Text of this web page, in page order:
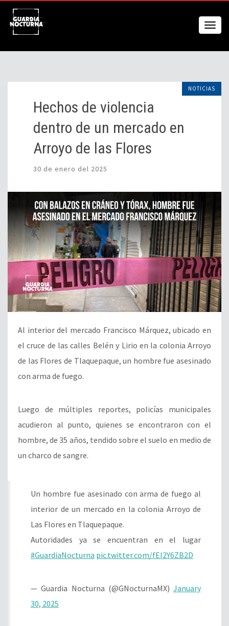
NOTICIAS
Hechos de violencia
dentro de un mercado en
Arroyo de las Flores
30 de enero del 2025
Al interior del mercado Francisco Márquez, ubicado en
el cruce de las calles Belén y Lirio en la colonia Arroyo
de las Flores de Tlaquepaque, un hombre fue asesinado
con arma de fuego.
Luego de múltiples reportes, policías municipales
acudieron al punto, quienes se encontraron con el
hombre, de 35 años, tendido sobre el suelo en medio de
un charco de sangre.
Un hombre fue asesinado con arma de fuego al
interior de un mercado en la colonia Arroyo de
Las Flores en Tlaquepaque.
Autoridades ya se encuentran en el lugar
#GuardiaNocturna pic.twitter.com/fEI2Y6ZB2D
— Guardia Nocturna (@GNocturnaMX) January
30, 2025